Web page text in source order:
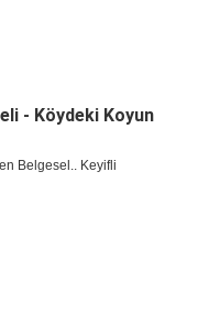
- Köydeki Koyun
Belgesel.. Keyifli